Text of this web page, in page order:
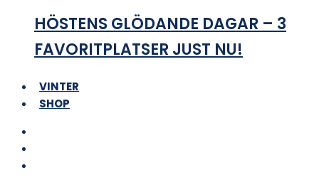
HÖSTENS GLÖDANDE DAGAR – 3
FAVORITPLATSER JUST NU!
VINTER
SHOP